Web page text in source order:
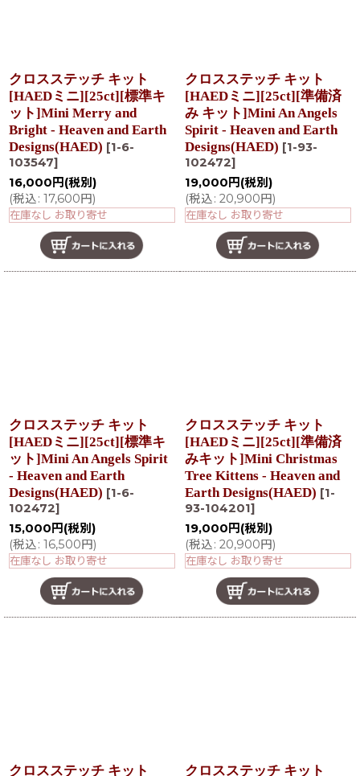
クロスステッチ キット
[HAEDミニ][25ct][標準キ
ット]Mini Merry and
Bright - Heaven and Earth
Designs(HAED) [1-6-
103547]
16,000 円 (税別)
(税込: 17,600円)
在庫なし お取り寄せ
クロスステッチ キット
[HAEDミニ][25ct][準備済
み キット]Mini An Angels
Spirit - Heaven and Earth
Designs(HAED) [1-93-
102472]
19,000 円 (税別)
(税込: 20,900円)
在庫なし お取り寄せ
クロスステッチ キット
[HAEDミニ][25ct][標準キ
ット]Mini An Angels Spirit
- Heaven and Earth
Designs(HAED) [1-6-
102472]
15,000 円 (税別)
(税込: 16,500円)
在庫なし お取り寄せ
クロスステッチ キット
[HAEDミニ][25ct][準備済
みキット]Mini Christmas
Tree Kittens - Heaven and
Earth Designs(HAED) [1-
93-104201]
19,000 円 (税別)
(税込: 20,900円)
在庫なし お取り寄せ
クロスステッチ キット
クロスステッチ キット